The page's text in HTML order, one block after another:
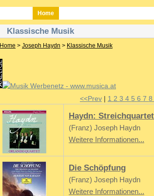
Home
Klassische Musik
Home > Joseph Haydn > Klassische Musik
<<Prev| 1 2 3 4 5 6 7 8
Haydn:
(Franz) Joseph Haydn
Weitere Informationen...
Die Schöpfung
(Franz) Joseph Haydn
Weitere Informationen...